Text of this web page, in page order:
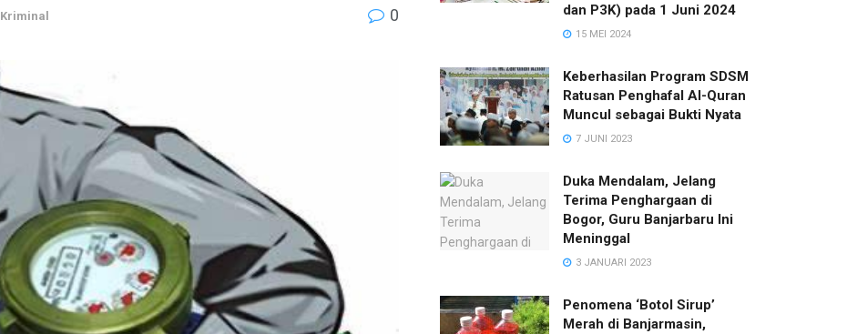
Kriminal 0
dan P3K) pada 1 Juni 2024
15 MEI 2024
Keberhasilan Program SDSM
Ratusan Penghafal Al-Quran
Muncul sebagai Bukti Nyata
7 JUNI 2023
Duka Mendalam, Jelang
Terima Penghargaan di
Bogor, Guru Banjarbaru Ini
Meninggal
3 JANUARI 2023
Penomena ‘Botol Sirup’
Merah di Banjarmasin,